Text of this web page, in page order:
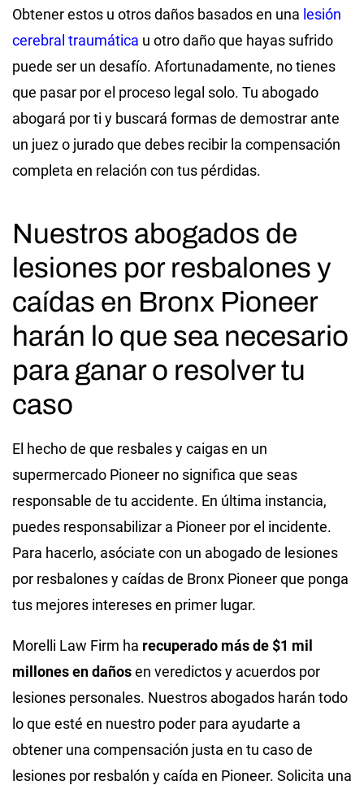
Obtener estos u otros daños basados en una lesión
cerebral traumática u otro daño que hayas sufrido
puede ser un desafío. Afortunadamente, no tienes
que pasar por el proceso legal solo. Tu abogado
abogará por ti y buscará formas de demostrar ante
un juez o jurado que debes recibir la compensación
completa en relación con tus pérdidas.
Nuestros abogados de
lesiones por resbalones y
caídas en Bronx Pioneer
harán lo que sea necesario
para ganar o resolver tu
caso
El hecho de que resbales y caigas en un
supermercado Pioneer no significa que seas
responsable de tu accidente. En última instancia,
puedes responsabilizar a Pioneer por el incidente.
Para hacerlo, asóciate con un abogado de lesiones
por resbalones y caídas de Bronx Pioneer que ponga
tus mejores intereses en primer lugar.
Morelli Law Firm ha recuperado más de $1 mil
millones en dañosen veredictos y acuerdos por
lesiones personales. Nuestros abogados harán todo
lo que esté en nuestro poder para ayudarte a
obtener una compensación justa en tu caso de
lesiones por resbalón y caída en Pioneer. Solicita una